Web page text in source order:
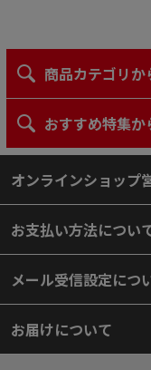
商品カテゴリか
おすすめ特集か
オンラインショップ
お支払い方法につい
メール受信設定につ
お届けについて